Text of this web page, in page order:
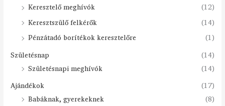
Keresztelő meghívók
(12)
Keresztszülő felkérők
(14)
Pénzátadó borítékok keresztelőre
(1)
Születésnap
(14)
Születésnapi meghívók
(14)
Ajándékok
(17)
Babáknak, gyerekeknek
(8)